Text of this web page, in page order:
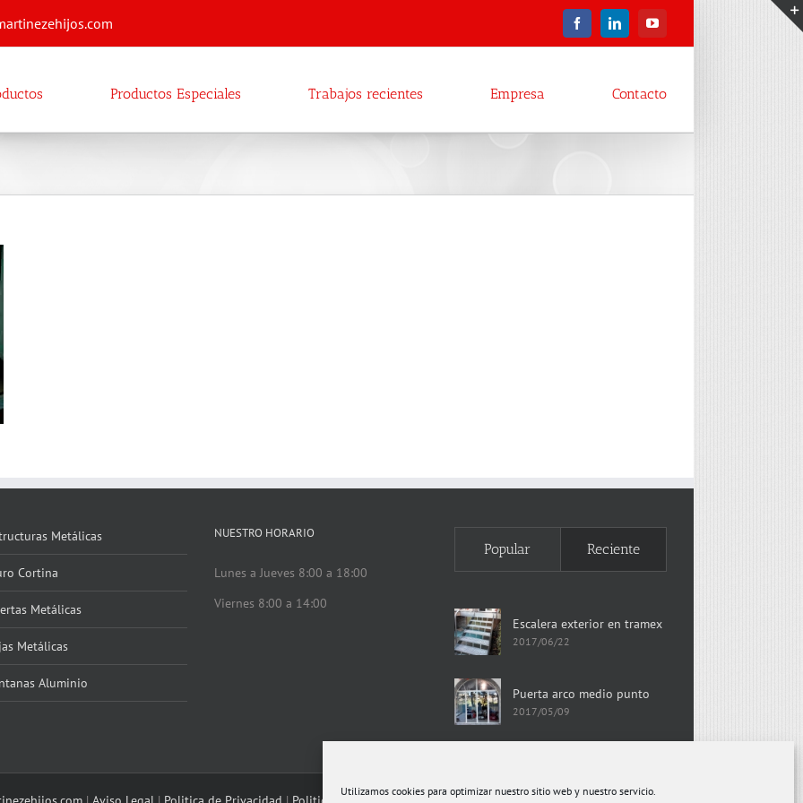
Utilizamos cookies para optimizar nuestro sitio web y nuestro servicio.
FacebookLinkedInYouTube
Productos Especiales Trabajos recientes Empresa Contacto
Metálicas
Cortina
Metálicas
Metálicas
Aluminio
NUESTRO HORARIO
Lunes a Jueves 8:00 a 18:00
Viernes 8:00 a 14:00
Popular Reciente
Escalera exterior en tramex
2017/06/22
Puerta arco medio punto
2017/05/09